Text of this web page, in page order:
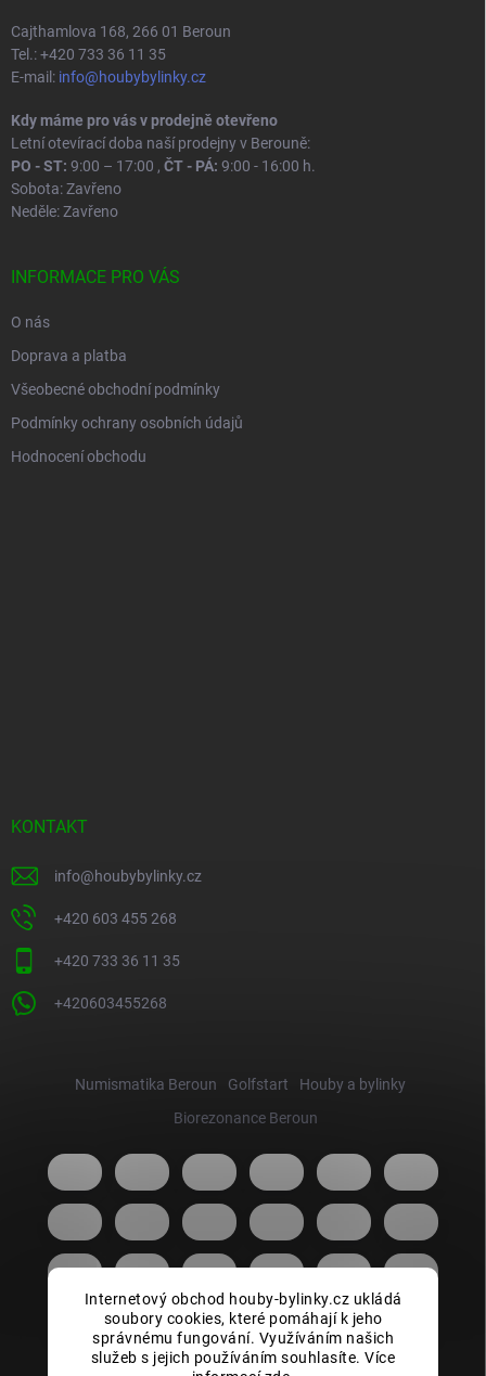
Internetový obchod houby-bylinky.cz ukládá
soubory cookies, které pomáhají k jeho
správnému fungování. Využíváním našich
služeb s jejich používáním souhlasíte. Více
Cajthamlova 168, 266 01 Beroun
Tel.: +420 733 36 11 35
E-mail: info@houbybylinky.cz
Kdy máme pro vás v prodejně otevřeno
Letní otevírací doba naší prodejny v Berouně:
PO - ST: 9:00 – 17:00 , ČT - PÁ: 9:00 - 16:00 h.
Sobota: Zavřeno
Neděle: Zavřeno
INFORMACE PRO VÁS
O nás
Doprava a platba
Všeobecné obchodní podmínky
Podmínky ochrany osobních údajů
Hodnocení obchodu
KONTAKT
info@houbybylinky.cz
+420 603 455 268
+420 733 36 11 35
+420603455268
Numismatika Beroun Golfstart
Houby a bylinky
Biorezonance Beroun